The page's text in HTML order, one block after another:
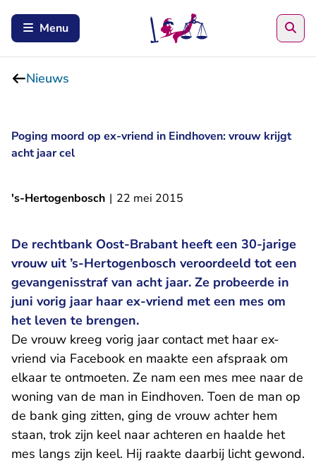
Menu
Nieuws
Poging moord op ex-vriend in Eindhoven: vrouw krijgt
acht jaar cel
's-Hertogenbosch | 22 mei 2015
De rechtbank Oost-Brabant heeft een 30-jarige
vrouw uit ’s-Hertogenbosch veroordeeld tot een
gevangenisstraf van acht jaar. Ze probeerde in
juni vorig jaar haar ex-vriend met een mes om
het leven te brengen.
De vrouw kreeg vorig jaar contact met haar ex-
vriend via Facebook en maakte een afspraak om
elkaar te ontmoeten. Ze nam een mes mee naar de
woning van de man in Eindhoven. Toen de man op
de bank ging zitten, ging de vrouw achter hem
staan, trok zijn keel naar achteren en haalde het
mes langs zijn keel. Hij raakte daarbij licht gewond.